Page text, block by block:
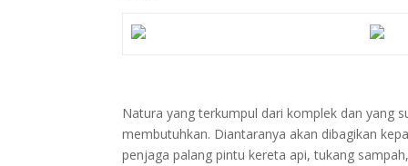
Natura yang terkumpul dari komplek dan yang
membutuhkan. Diantaranya akan dibagikan
penjaga palang pintu kereta api, tukang